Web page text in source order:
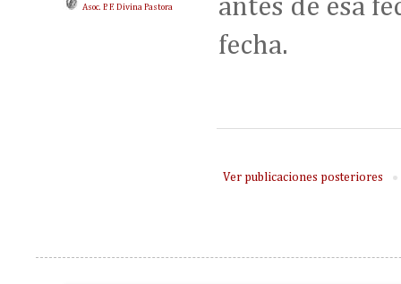
antes de esa
fecha.
Ver publicaciones posteriores
Asoc. P. F. Divina Pastora